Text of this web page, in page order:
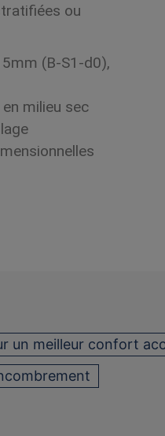
ou
(B-S1-d0),
milieu sec
un meilleur confort